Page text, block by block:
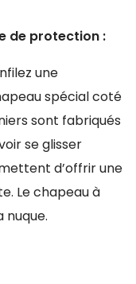
de protection :
une
spécial coté
sont fabriqués
se glisser
d’offrir une
Le chapeau à
nuque.